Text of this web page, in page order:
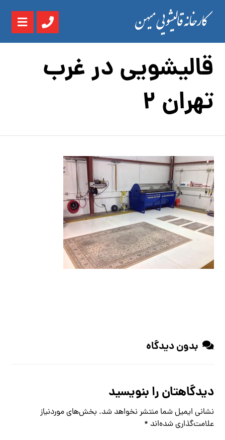
قالیشویی در غرب
تهران 2
بدون دیدگاه
دیدگاهتان را بنویسید
نشانی ایمیل شما منتشر نخواهد شد. بخش‌های موردنیاز
علامت‌گذاری شده‌اند *